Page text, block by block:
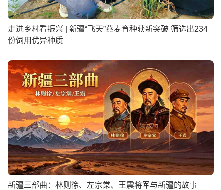
走进乡村看振兴 | 新疆“飞天”燕麦育种获新突破 筛选出234
份饲用优异种质
新疆三部曲：林则徐、左宗棠、王震将军与新疆的故事